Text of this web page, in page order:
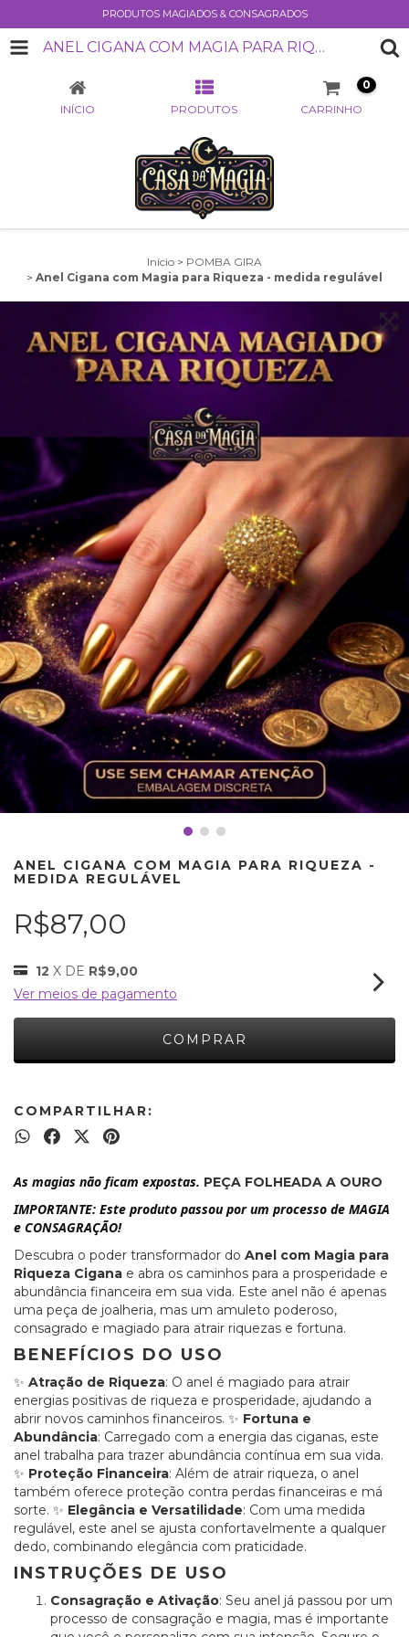
PRODUTOS MAGIADOS & CONSAGRADOS
ANEL CIGANA COM MAGIA PARA RIQUEZA - MEDIDA REGULÁVEL
INÍCIO PRODUTOS CARRINHO
0
Início > POMBA GIRA
> Anel Cigana com Magia para Riqueza - medida regulável
ANEL CIGANA COM MAGIA PARA RIQUEZA -
MEDIDA REGULÁVEL
R$87,00
12 X DE R$9,00
Ver meios de pagamento
COMPARTILHAR:
As magias não ficam expostas. PEÇA FOLHEADA A OURO
IMPORTANTE: Este produto passou por um processo de MAGIA
e CONSAGRAÇÃO!
Descubra o poder transformador do Anel com Magia para
Riqueza Cigana e abra os caminhos para a prosperidade e
abundância financeira em sua vida. Este anel não é apenas
uma peça de joalheria, mas um amuleto poderoso,
consagrado e magiado para atrair riquezas e fortuna.
BENEFÍCIOS DO USO
✨ Atração de Riqueza: O anel é magiado para atrair
energias positivas de riqueza e prosperidade, ajudando a
abrir novos caminhos financeiros. ✨ Fortuna e
Abundância: Carregado com a energia das ciganas, este
anel trabalha para trazer abundância contínua em sua vida.
✨ Proteção Financeira: Além de atrair riqueza, o anel
também oferece proteção contra perdas financeiras e má
sorte. ✨ Elegância e Versatilidade: Com uma medida
regulável, este anel se ajusta confortavelmente a qualquer
dedo, combinando elegância com praticidade.
INSTRUÇÕES DE USO
Consagração e Ativação: Seu anel já passou por um
processo de consagração e magia, mas é importante